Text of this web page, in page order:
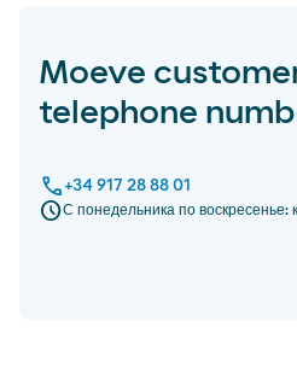
Moeve
telephone
call +34 917 28 88 01
scheduleС понедельника по воскресенье: